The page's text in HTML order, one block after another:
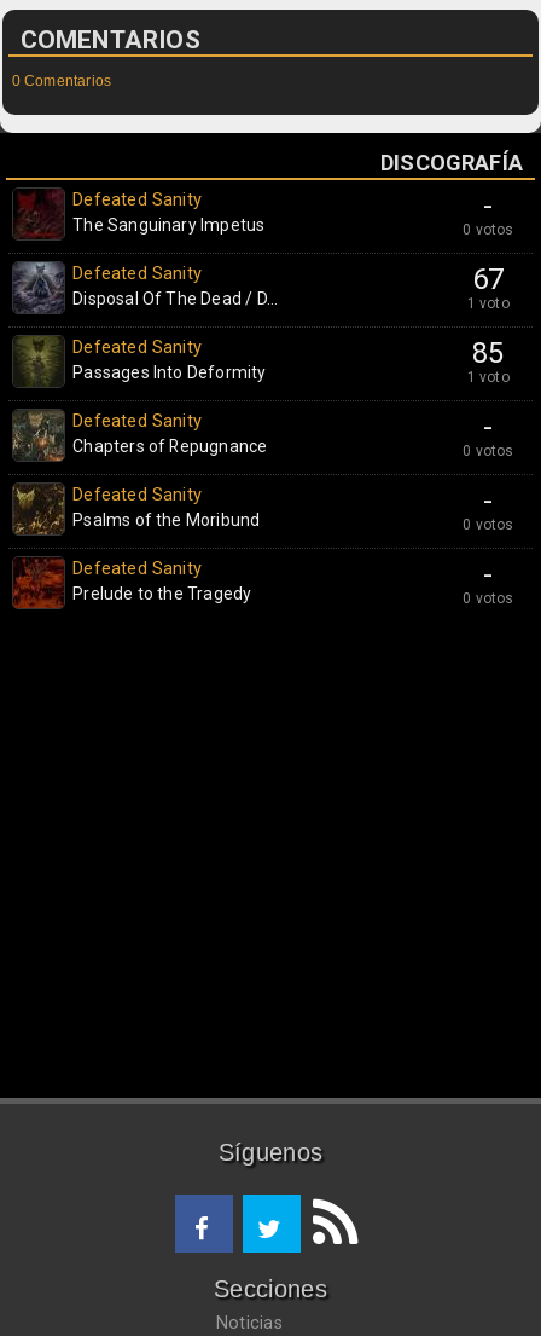
COMENTARIOS
0 Comentarios
DISCOGRAFÍA
-
0 votos
Defeated Sanity
The Sanguinary Impetus
67
1 voto
Defeated Sanity
Disposal Of The Dead / D...
85
1 voto
Defeated Sanity
Passages Into Deformity
-
0 votos
Defeated Sanity
Chapters of Repugnance
-
0 votos
Defeated Sanity
Psalms of the Moribund
-
0 votos
Defeated Sanity
Prelude to the Tragedy
Síguenos
Secciones
Noticias